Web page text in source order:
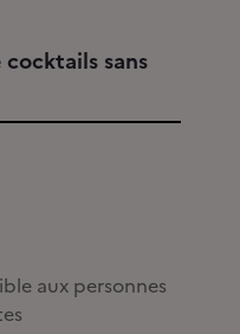
sans
aux personnes